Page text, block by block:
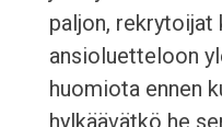
paljon, rekrytoijat
ansioluetteloon
huomiota ennen
hylkäävätkö he